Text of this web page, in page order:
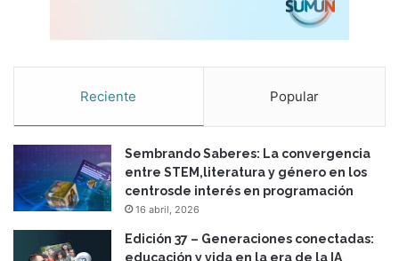
Reciente Popular
Sembrando Saberes: La convergencia
entre STEM,literatura y género en los
centrosde interés en programación
16 abril, 2026
Edición 37 – Generaciones conectadas:
educación y vida en la era de la IA